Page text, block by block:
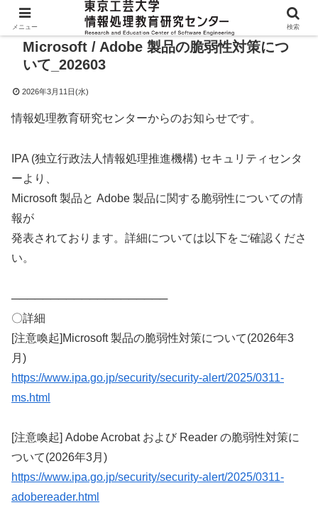
Microsoft / Adobe 製品の脆弱性対策につ
いて_202603
2026年3月11日(水)
情報処理教育研究センターからのお知らせです。
IPA (独立行政法人情報処理推進機構) セキュリティセンタ
ーより、
Microsoft 製品と Adobe 製品に関する脆弱性についての情
報が
発表されております。詳細については以下をご確認くださ
い。
────────────────────
〇詳細
[注意喚起]Microsoft 製品の脆弱性対策について(2026年3
月)
https://www.ipa.go.jp/security/security-alert/2025/0311-
ms.html
[注意喚起] Adobe Acrobat および Reader の脆弱性対策に
ついて(2026年3月)
https://www.ipa.go.jp/security/security-alert/2025/0311-
adobereader.html
メニュー 検索